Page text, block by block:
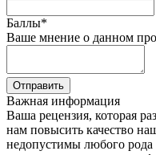
Баллы*
Ваше мнение о данном
Отправить
Важная информация
Ваша рецензия, которая
нам повысить качество
недопустимы любого рода